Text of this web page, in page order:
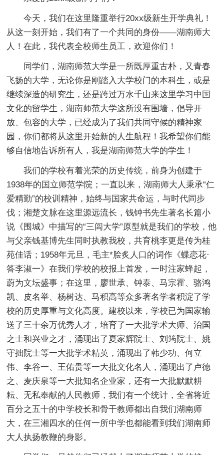
今天，我们在这里隆重举行20xx级新生开学典礼！
从这一刻开始，我们有了一个共同的身份——湖南师大
人！在此，我代表全校师生员工，欢迎你们！
同学们，湖南师范大学是一所既厚重古朴，又青春
飞扬的大学，无论你是刚踏入大学校门的本科生，或是
继续深造的研究生，还是跨过万水千山来这里学习中国
文化的留学生，湖南师范大学这所没有围墙，倡导开
放、包容的大学，已经成为了我们共同守候的精神家
园，你们都将从这里开始新的人生航程！我希望你们能
够自信地告诉所有人，我是湖南师范大学的学生！
我们的学校有着光荣的历史传统，前身为创建于
1938年的国立师范学院；一直以来，湖南师大人秉承“仁
爱精勤”的校训精神，始终与国家共命运，与时代同步
伐；湘楚文脉在这里源远流长，钱钟书先生著名长篇小
说《围城》中描写的“三闾大学”原型就是我们的学校，他
与父亲钱基博先生同时执教我校，共育桃李更是传为桂
苑佳话；1958年元旦，毛主*脍炙人口的词作《蝶恋花·
答李淑一》在我们学校的校报上首发，一时注家蜂起，
蔚为文坛盛事；在这里，廖世承、钟泰、马宗霍、骆鸿
凯、皮名举、杨树达、马积高等众多著名学者积淀了学
校的历史厚重与文化高度。建校以来，学校已为国家输
送了三十余万优秀人才，培育了一大批学术大师、治国
之士和兴业之才，涌现出了夏家辉院士、刘筠院士、姚
守拙院士等一大批学术精英，涌现出了韩少功、何立
伟、李谷一、王佑贵等一大批文化名人，涌现出了卢德
之、麦庆泉等一大批知名企业家，还有一大批默默耕
耘、无私奉献的人民教师，我们有一个统计，全省将近
百分之五十的中学校长和骨干教师都出自我们湖南师
大，在三湘四水的任何一所中学也都能看到我们湖南师
大人执扬教鞭的身影。